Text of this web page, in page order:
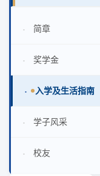
• 简章
• 奖学金
• 入学及生活指南
• 学子风采
• 校友